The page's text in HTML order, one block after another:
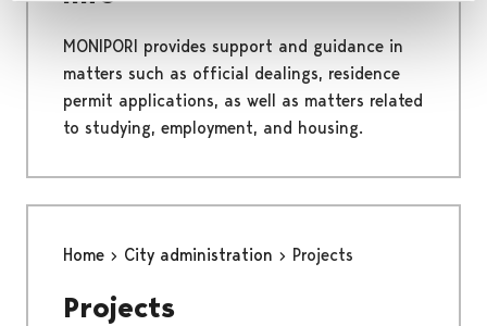
MONIPORI provides support and guidance in
matters such as official dealings, residence
permit applications, as well as matters related
to studying, employment, and housing.
Home City administration Projects
Projects